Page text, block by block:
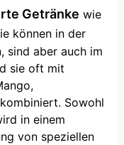
Getränke wie
können in der
sind aber auch im
sie oft mit
Sowohl
in einem
von speziellen